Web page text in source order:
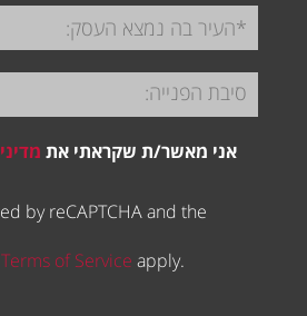
אני מאשר/ת שקראתי את
by reCAPTCHA and the
Terms of Service apply.